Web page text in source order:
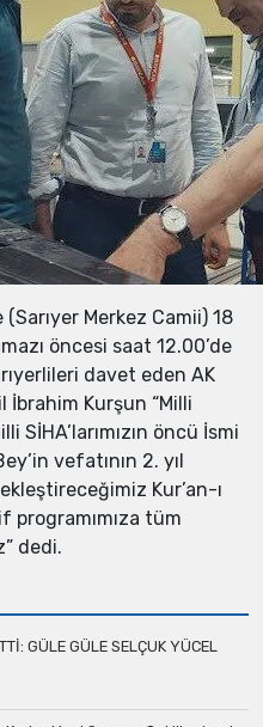
Merkez Camii) 18
öncesi saat 12.00’de
davet eden AK
İbrahim Kurşun “Milli
SİHA’larımızın öncü İsmi
vefatının 2. yıl
Kur’an-ı
programımıza tüm
dedi.
GÜLE GÜLE SELÇUK YÜCEL